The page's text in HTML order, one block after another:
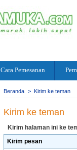
Cara Pemesanan
Beranda > Kirim ke teman
Kirim ke teman
Kirim halaman ini ke
Kirim pesan